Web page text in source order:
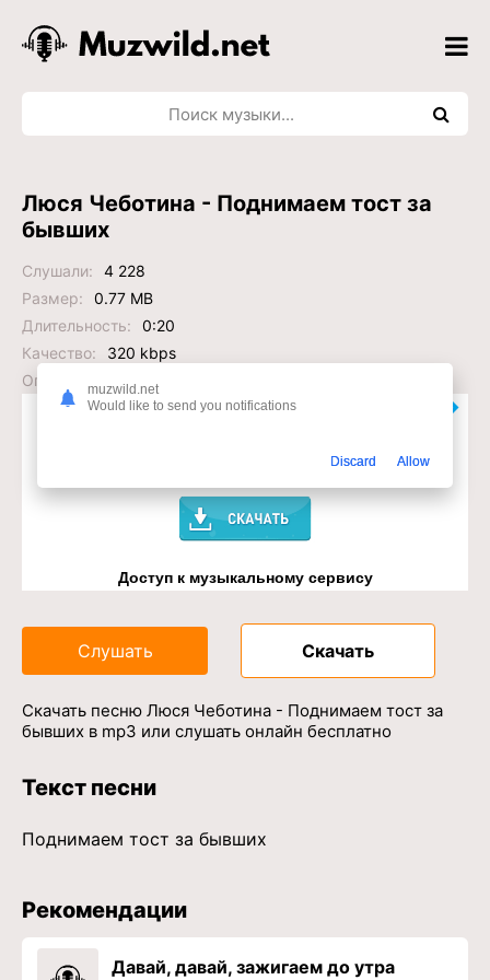
Люся Чеботина - Поднимаем тост за
бывших
Слушали:
4 228
Размер:
0.77 MB
Длительность:
0:20
Качество:
320 kbps
Опубликовано:
2024-05-19 18:29:44
Слушать или Скачать?
Доступ к музыкальному сервису
Слушать Скачать
Скачать песню Люся Чеботина - Поднимаем тост за
бывших в mp3 или слушать онлайн бесплатно
Текст песни
Поднимаем тост за бывших
Рекомендации
Давай, давай, зажигаем до утра
muzwild.net
Would like to send you notifications
Discard Allow